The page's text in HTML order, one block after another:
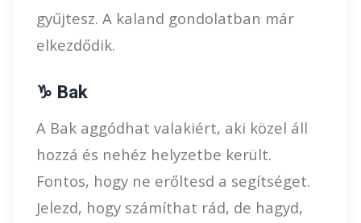
gyűjtesz. A kaland gondolatban már
elkezdődik.
♑ Bak
A Bak aggódhat valakiért, aki közel áll
hozzá és nehéz helyzetbe került.
Fontos, hogy ne erőltesd a segítséget.
Jelezd, hogy számíthat rád, de hagyd,